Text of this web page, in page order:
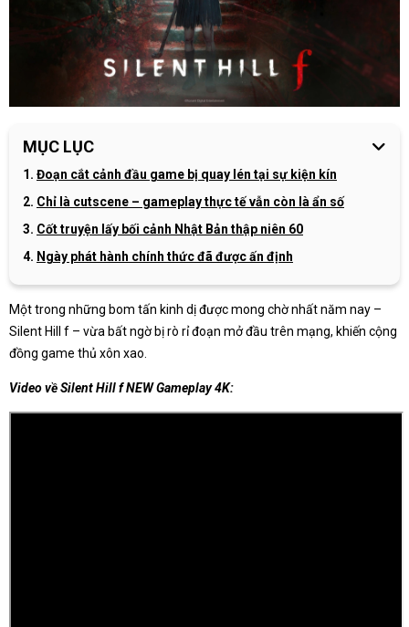
MỤC LỤC
Đoạn cắt cảnh đầu game bị quay lén tại sự kiện kín
Chỉ là cutscene – gameplay thực tế vẫn còn là ẩn số
Cốt truyện lấy bối cảnh Nhật Bản thập niên 60
Ngày phát hành chính thức đã được ấn định
Một trong những bom tấn kinh dị được mong chờ nhất năm nay –
Silent Hill f – vừa bất ngờ bị rò rỉ đoạn mở đầu trên mạng, khiến cộng
đồng game thủ xôn xao.
Video về Silent Hill f NEW Gameplay 4K: